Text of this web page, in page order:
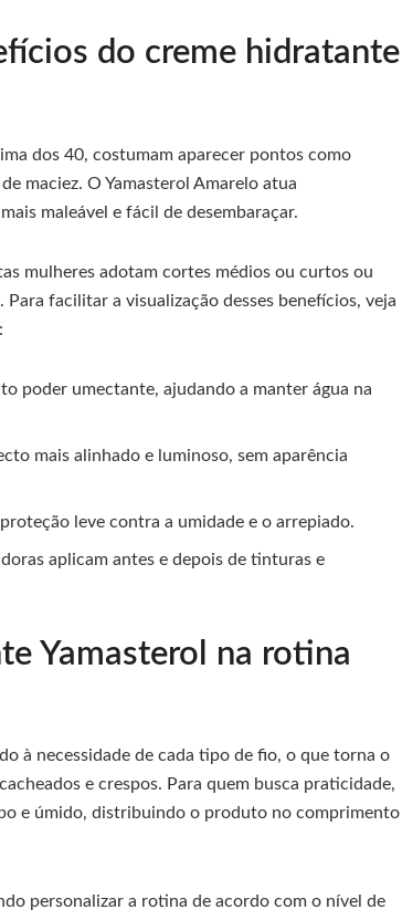
do creme hidratante
dos 40, costumam aparecer pontos como
maciez. O Yamasterol Amarelo atua
maleável e fácil de desembaraçar.
mulheres adotam cortes médios ou curtos ou
facilitar a visualização desses benefícios, veja
poder umectante, ajudando a manter água na
mais alinhado e luminoso, sem aparência
leve contra a umidade e o arrepiado.
aplicam antes e depois de tinturas e
Yamasterol na rotina
à necessidade de cada tipo de fio, o que torna o
e crespos. Para quem busca praticidade,
e úmido, distribuindo o produto no comprimento
personalizar a rotina de acordo com o nível de